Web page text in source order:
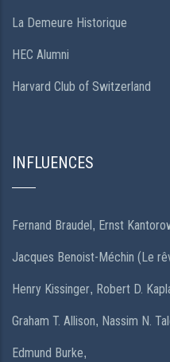
La Demeure Historique
HEC Alumni
Harvard Club of Switzerland
INFLUENCES
Fernand Braudel , Ernst
Jacques Benoist-Méchin (Le
Henry Kissinger, Robert D.
Graham T. Allison, Nassim N.
Edmund Burke,